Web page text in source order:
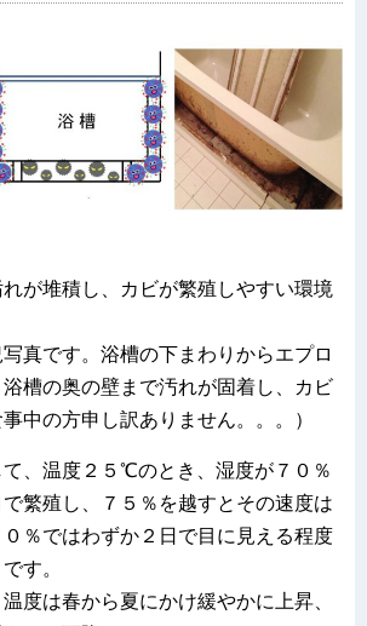
が堆積し、カビが繁殖しやすい環境
真です。浴槽の下まわりからエプロ
槽の奥の壁まで汚れが固着し、カビ
中の方申し訳ありません。。。）
、温度２５℃のとき、湿度が７０％
繁殖し、７５％を越すとその速度は
％ではわずか２日で目に見える程度
す。
度は春から夏にかけ緩やかに上昇、